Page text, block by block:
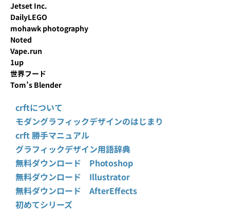
Jetset Inc.
DailyLEGO
mohawk photography
Noted
Vape.run
1up
世界フード
Tom’s Blender
crftについて
モダングラフィックデザインのはじまり
crft 勝手マニュアル
グラフィックデザイン用語辞典
無料ダウンロード Photoshop
無料ダウンロード Illustrator
無料ダウンロード AfterEffects
初めてシリーズ